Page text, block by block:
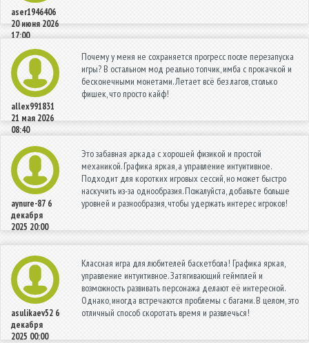
aser1946406
20 июня 2026
17:00
allex991831
21 мая 2026
08:40
Почему у меня не сохраняется прогресс после перезапуска
игры? В остальном мод реально топчик, имба с прокачкой и
бесконечными монетами. Летает всё без лагов, столько
фишек, что просто кайф!
aynure-87 6
декабря
2025 20:00
Это забавная аркада с хорошей физикой и простой
механикой. Графика яркая, а управление интуитивное.
Подходит для коротких игровых сессий, но может быстро
наскучить из-за однообразия. Пожалуйста, добавьте больше
уровней и разнообразия, чтобы удержать интерес игроков!
asulikaev52 6
декабря
2025 00:00
Классная игра для любителей баскетбола! Графика яркая,
управление интуитивное. Затягивающий геймплей и
возможность развивать персонажа делают её интересной.
Однако, иногда встречаются проблемы с багами. В целом, это
отличный способ скоротать время и развлечься!